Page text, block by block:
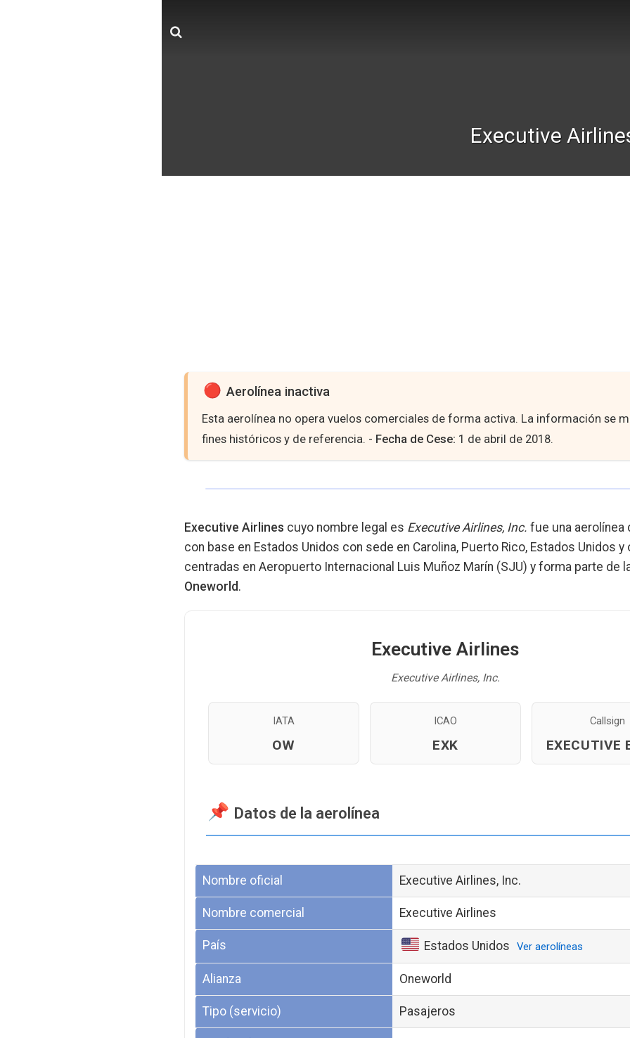
Executive
Aerolínea inactiva
Esta aerolínea no opera vuelos comerciales de forma activa. La información se
fines históricos y de referencia. - Fecha de Cese: 1 de abril de 2018.
Executive Airlines cuyo nombre legal es Executive Airlines, Inc. fue una aerolínea
con base en Estados Unidos con sede en Carolina, Puerto Rico, Estados Unidos
centradas en Aeropuerto Internacional Luis Muñoz Marín (SJU) y forma parte de
Oneworld.
Executive Airlines
Executive Airlines, Inc.
IATA
OW
ICAO
EXK
Callsign
EXECUTIVE
Datos de la aerolínea
Nombre oficial Executive Airlines, Inc.
Nombre comercial Executive Airlines
País Estados Unidos Ver aerolíneas
Alianza Oneworld
Tipo (servicio) Pasajeros